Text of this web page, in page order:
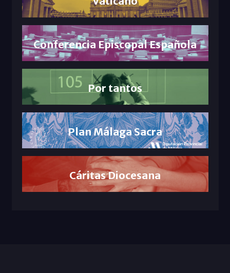
Conferencia Episcopal Española
Por tantos
Plan Málaga Sacra
Cáritas Diocesana